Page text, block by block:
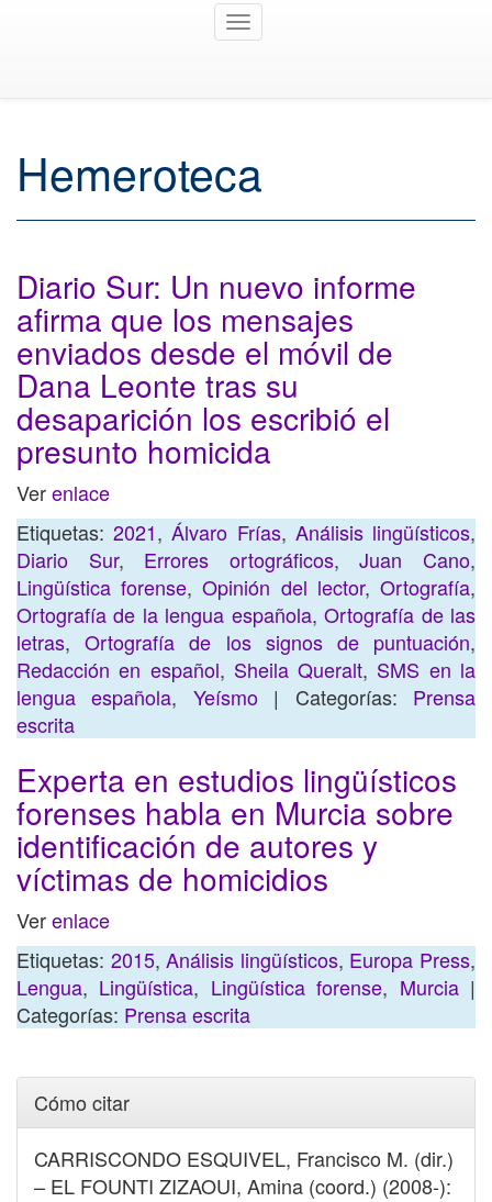
Toggle
Hemeroteca
Diario Sur: Un nuevo informe
afirma que los mensajes
enviados desde el móvil de
Dana Leonte tras su
desaparición los escribió el
presunto homicida
Verenlace
Etiquetas:2021,Álvaro Frías, Análisis lingüísticos,
Diario Sur, Errores ortográficos,Juan Cano,
Lingüística forense,Opinión del lector,Ortografía,
Ortografía de la lengua española,Ortografía de las
letras,Ortografía de los signos de puntuación,
Redacción en español, Sheila Queralt, SMS en la
lengua española, Yeísmo| Categorías: Prensa
escrita
Experta en estudios lingüísticos
forenses habla en Murcia sobre
identificación de autores y
víctimas de homicidios
Verenlace
Etiquetas: 2015,Análisis lingüísticos, Europa Press,
Lengua, Lingüística, Lingüística forense, Murcia|
Categorías: Prensa escrita
Cómo citar
CARRISCONDO ESQUIVEL, Francisco M. (dir.)
– EL FOUNTI ZIZAOUI, Amina (coord.) (2008-):